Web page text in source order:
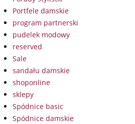
Portfele damskie
program partnerski
pudelek modowy
reserved
Sale
sandału damskie
shoponline
sklepy
Spódnice basic
Spódnice damskie